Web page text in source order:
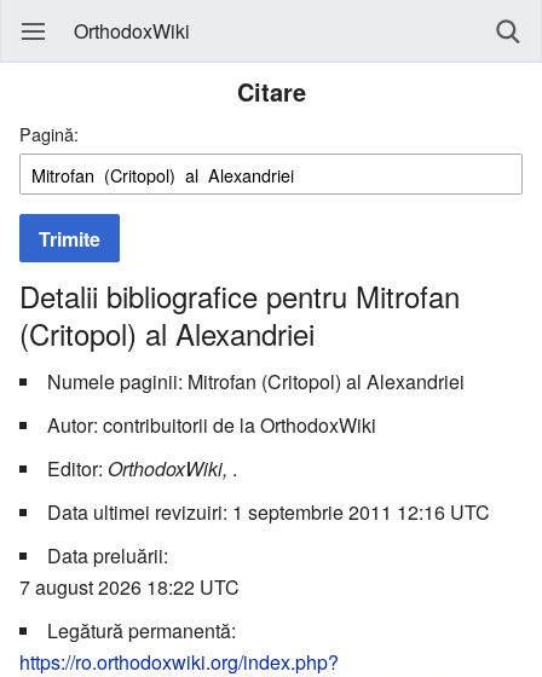
OrthodoxWiki
Citare
Pagină:
Trimite
Detalii bibliografice pentru Mitrofan
(Critopol) al Alexandriei
Numele paginii: Mitrofan (Critopol) al Alexandriei
Autor: contribuitorii de la OrthodoxWiki
Editor: OrthodoxWiki, .
Data ultimei revizuiri: 1 septembrie 2011 12:16 UTC
Data preluării:
7 august 2026 18:22 UTC
Legătură permanentă:
https://ro.orthodoxwiki.org/index.php?